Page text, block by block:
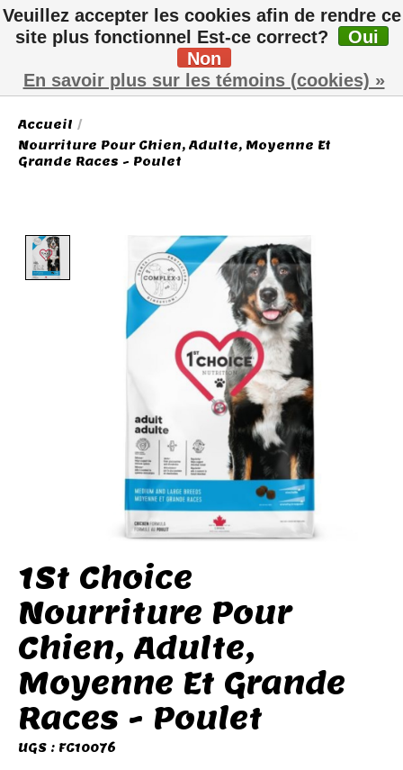
Liste de
Panier
Accueil /
Nourriture Pour Chien, Adulte, Moyenne Et
Grande Races - Poulet
Product image slideshow Items
1St Choice
Nourriture Pour
Chien, Adulte,
Moyenne Et Grande
Races - Poulet
UGS : FC10076
Veuillez accepter les cookies afin de rendre ce
site plus fonctionnel Est-ce correct?
Oui
Non
En savoir plus sur les témoins (cookies) »